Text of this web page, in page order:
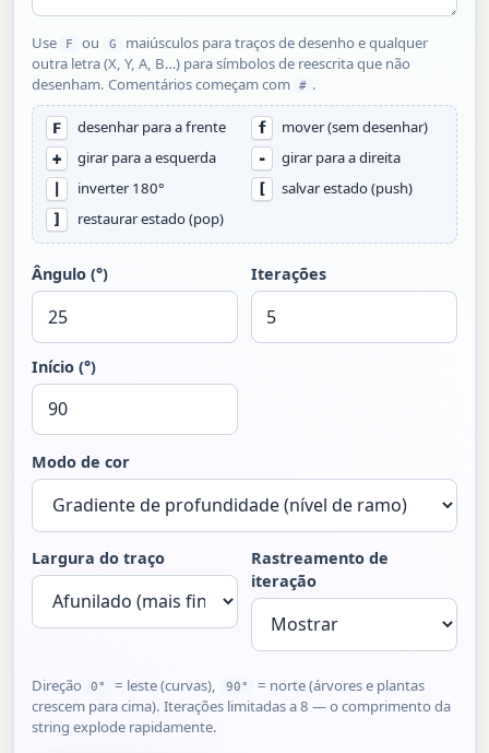
Use F ou G
maiúsculos para traços de desenho e qualquer
outra letra (X, Y, A, B…) para símbolos de reescrita que não
desenham. Comentários começam com
# .
F desenhar para a frente f mover (sem desenhar)
+ girar para a esquerda - girar para a direita
inverter 180° salvar estado (push)
restaurar estado (pop)
Ângulo (°) Iterações
Início (°)
Modo de cor
Largura do traço
Rastreamento de
iteração
Direção 0° = leste (curvas), 90°
= norte (árvores e plantas
crescem para cima). Iterações limitadas a 8 — o comprimento da
string explode rapidamente.